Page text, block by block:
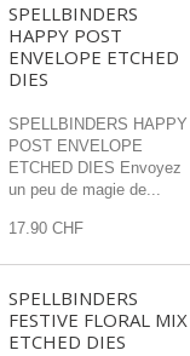
SPELLBINDERS
HAPPY POST
ENVELOPE ETCHED
DIES
SPELLBINDERS HAPPY
POST ENVELOPE
ETCHED DIES Envoyez
un peu de magie de...
17.90 CHF
SPELLBINDERS
FESTIVE FLORAL MIX
ETCHED DIES